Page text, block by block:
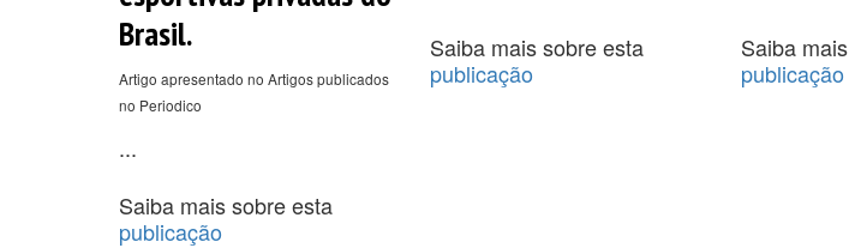
Brasil.
Artigo apresentado no Artigos publicados
no Periodico
...
Saiba mais sobre esta
publicação
Saiba mais sobre esta
publicação
Saiba
publicação